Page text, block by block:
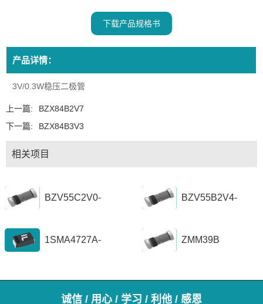
下载产品规格书
产品详情：
3V/0.3W稳压二极管
上一篇:
BZX84B2V7
下一篇:
BZX84B3V3
相关项目
BZV55C2V0- BZV55B2V4-
1SMA4727A-
ZMM39B
诚信 / 用心 / 学习 / 利他 / 感恩